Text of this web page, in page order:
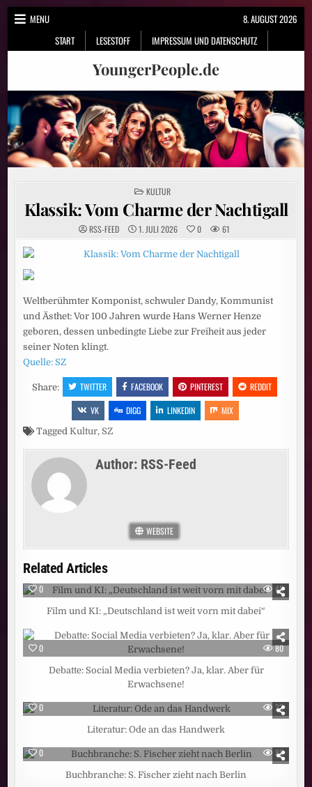
Skip
MENU
START
LESESTOFF IMPRESSUM UND DATENSCHUTZ
8. AUGUST 2026
YoungerPeople.de
POSTED
IN
KULTUR
Klassik: Vom Charme der Nachtigall
RSS-FEED 1. JULI 2026 0 61
Weltberühmter Komponist, schwuler Dandy, Kommunist
und Ästhet: Vor 100 Jahren wurde Hans Werner Henze
geboren, dessen unbedingte Liebe zur Freiheit aus jeder
seiner Noten klingt.
Quelle: SZ
Share: TWITTER FACEBOOK PINTEREST
REDDIT
VK
DIGG LINKEDIN MIX
TaggedKultur, SZ
Author: RSS-Feed
WEBSITE
Related Articles
0 48
Film und KI: „Deutschland ist weit vorn mit dabei“
0 80
Debatte: Social Media verbieten? Ja, klar. Aber für
Erwachsene!
0 23
Literatur: Ode an das Handwerk
0 86
Buchbranche: S. Fischer zieht nach Berlin